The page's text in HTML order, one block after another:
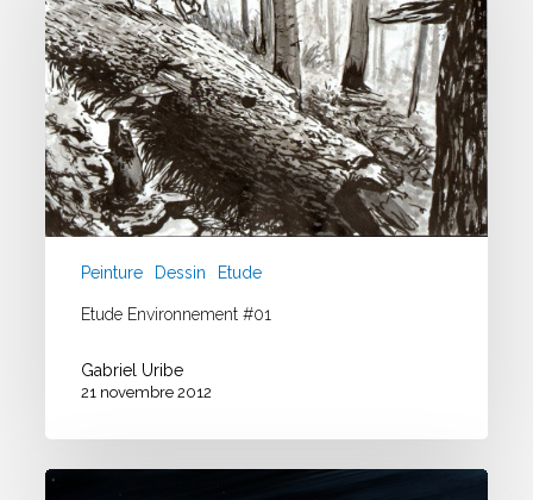
Peinture Dessin Etude
Etude Environnement #01
Gabriel Uribe
21 novembre 2012
Xom